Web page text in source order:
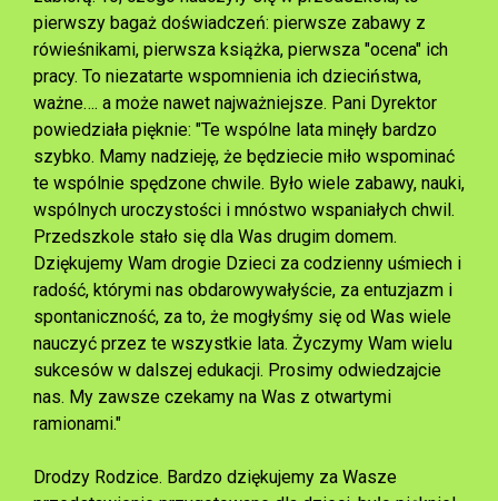
pierwszy bagaż doświadczeń: pierwsze zabawy z
rówieśnikami, pierwsza książka, pierwsza "ocena" ich
pracy. To niezatarte wspomnienia ich dzieciństwa,
ważne…. a może nawet najważniejsze. Pani Dyrektor
powiedziała pięknie: "Te wspólne lata minęły bardzo
szybko. Mamy nadzieję, że będziecie miło wspominać
te wspólnie spędzone chwile. Było wiele zabawy, nauki,
wspólnych uroczystości i mnóstwo wspaniałych chwil.
Przedszkole stało się dla Was drugim domem.
Dziękujemy Wam drogie Dzieci za codzienny uśmiech i
radość, którymi nas obdarowywałyście, za entuzjazm i
spontaniczność, za to, że mogłyśmy się od Was wiele
nauczyć przez te wszystkie lata. Życzymy Wam wielu
sukcesów w dalszej edukacji. Prosimy odwiedzajcie
nas. My zawsze czekamy na Was z otwartymi
ramionami."
Drodzy Rodzice. Bardzo dziękujemy za Wasze